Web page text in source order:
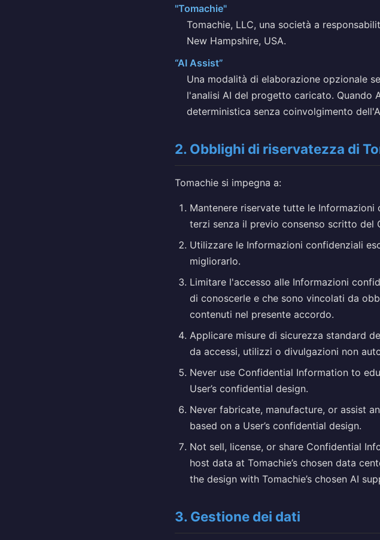
"Tomachie"
Tomachie, LLC, una società a
New Hampshire, USA.
“AI Assist”
Una modalità di elaborazione opzionale
l'analisi AI del progetto caricato. Quando
deterministica senza coinvolgimento
2. Obblighi di riservatezza di
Tomachie si impegna a:
Mantenere riservate tutte le
terzi senza il previo consenso scritto del
Utilizzare le Informazioni confidenziali
migliorarlo.
Limitare l'accesso alle Informazioni
di conoscerle e che sono vincolati da
contenuti nel presente accordo.
Applicare misure di sicurezza standard
da accessi, utilizzi o divulgazioni non
Never use Confidential Information to
User’s confidential design.
Never fabricate, manufacture, or assist
based on a User’s confidential design.
Not sell, license, or share Confidential
host data at Tomachie’s chosen data
the design with Tomachie’s chosen AI
3. Gestione dei dati